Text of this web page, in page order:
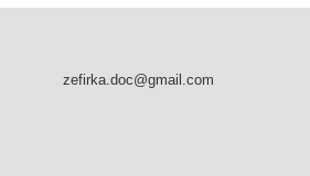
zefirka.doc@gmail.com